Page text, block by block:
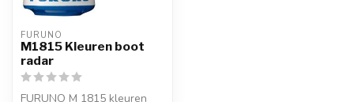
FURUNO
M1815 Kleuren boot
radar
FURUNO M 1815 kleuren